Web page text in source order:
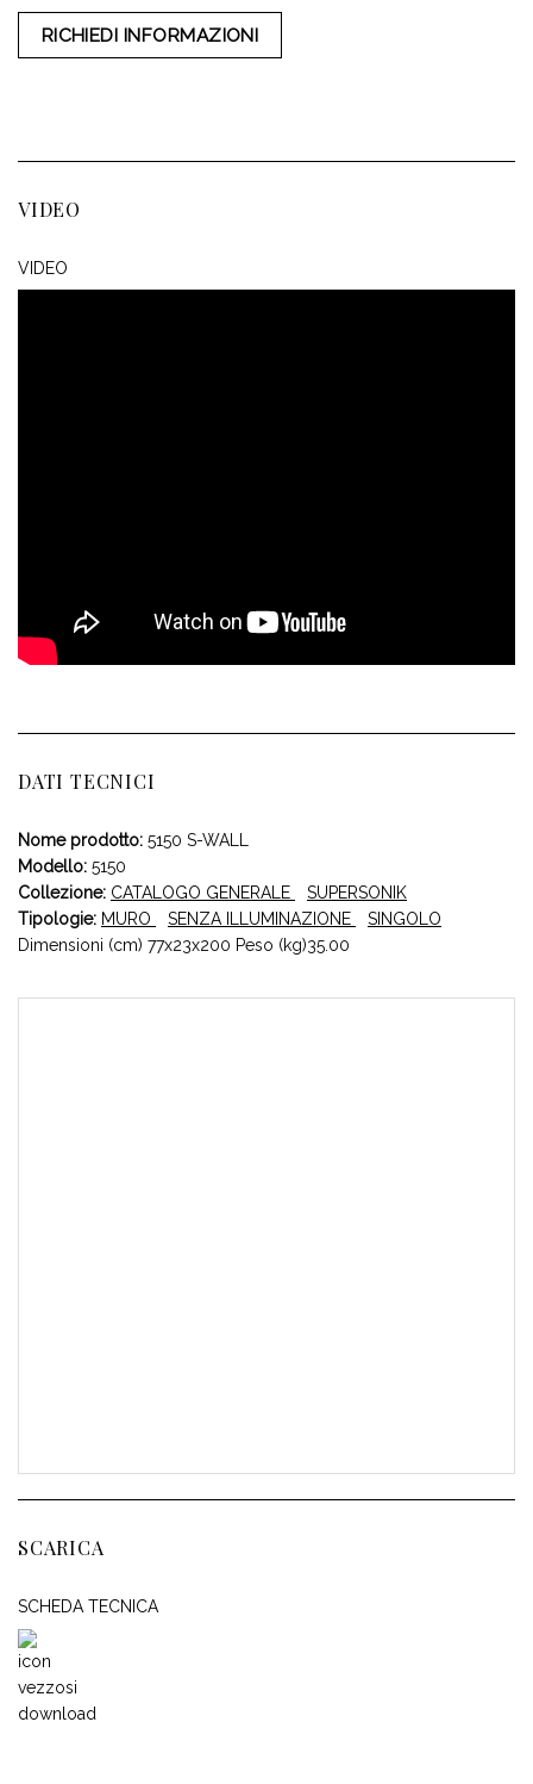
RICHIEDI INFORMAZIONI
VIDEO
VIDEO
DATI TECNICI
Nome prodotto: 5150 S-WALL
Modello: 5150
Collezione: CATALOGO GENERALE
SUPERSONIK
Tipologie: MURO SENZA ILLUMINAZIONE
SINGOLO
Dimensioni (cm) 77x23x200 Peso (kg)35.00
SCARICA
SCHEDA TECNICA